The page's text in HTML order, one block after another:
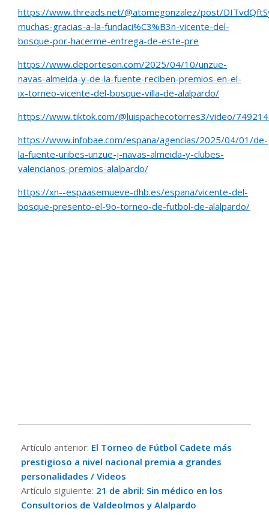
https://www.threads.net/@atomegonzalez/post/
muchas-gracias-a-la-fundaci%C3%B3n-vicente-del-
bosque-por-hacerme-entrega-de-este-pre
https://www.deporteson.com/2025/04/10/unzue-
navas-almeida-y-de-la-fuente-reciben-premios-en-el-
ix-torneo-vicente-del-bosque-villa-de-alalpardo/
https://www.tiktok.com/@luispachecotorres3/video/
https://www.infobae.com/espana/agencias/2025/04/01/de-
la-fuente-uribes-unzue-j-navas-almeida-y-clubes-
valencianos-premios-alalpardo/
https://xn--espaasemueve-dhb.es/espana/vicente-del-
bosque-presento-el-9o-torneo-de-futbol-de-alalpardo/
04-
13
Artículo anterior: El Torneo de Fútbol Cadete más
prestigioso a nivel nacional premia a grandes
personalidades / Videos
Artículo siguiente: 21 de abril: Sin médico en los
Consultorios de Valdeolmos y Alalpardo